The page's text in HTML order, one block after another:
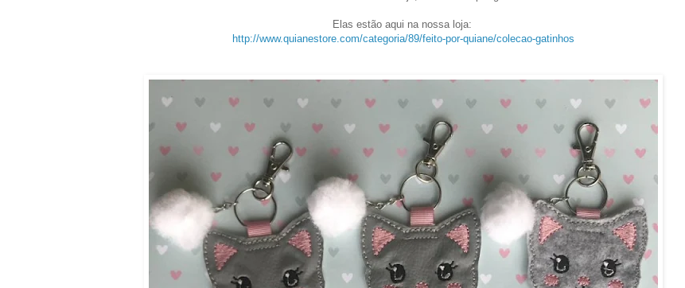
Elas estão aqui na nossa loja:
http://www.quianestore.com/categoria/89/feito-por-quiane/colecao-gatinhos